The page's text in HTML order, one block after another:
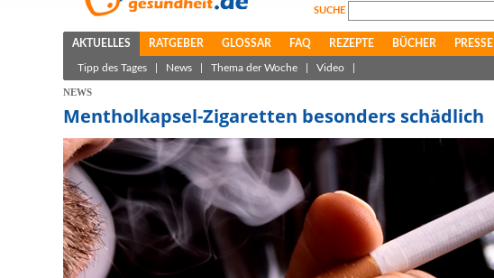
SUCHE
AKTUELLES RATGEBER GLOSSAR FAQ REZEPTE BÜCHER PRESSE
Tipp des Tages News Thema der Woche Video
NEWS
Mentholkapsel-Zigaretten besonders schädlich